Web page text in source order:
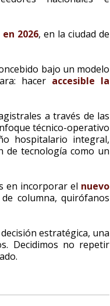
2026, en la ciudad de
bajo un modelo
hacer accesible la
a través de las
técnico-operativo
hospitalario integral,
de tecnología como un
en incorporar el nuevo
columna, quirófanos
estratégica, una
Decidimos no repetir